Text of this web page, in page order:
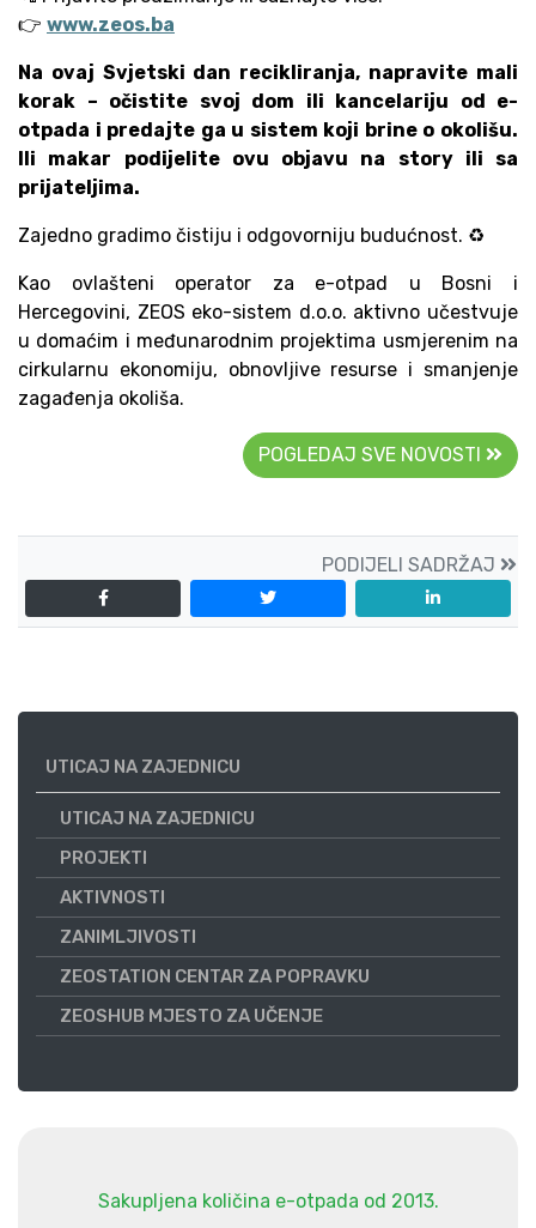
👉 www.zeos.ba
Na ovaj Svjetski dan recikliranja, napravite mali
korak – očistite svoj dom ili kancelariju od e-
otpada i predajte ga u sistem koji brine o okolišu.
Ili makar podijelite ovu objavu na story ili sa
prijateljima.
Zajedno gradimo čistiju i odgovorniju budućnost. ♻️
Kao ovlašteni operator za e-otpad u Bosni i
Hercegovini, ZEOS eko-sistem d.o.o. aktivno učestvuje
u domaćim i međunarodnim projektima usmjerenim na
cirkularnu ekonomiju, obnovljive resurse i smanjenje
zagađenja okoliša.
POGLEDAJ SVE NOVOSTI
PODIJELI SADRŽAJ
UTICAJ NA ZAJEDNICU
UTICAJ NA ZAJEDNICU
PROJEKTI
AKTIVNOSTI
ZANIMLJIVOSTI
ZEOSTATION CENTAR ZA POPRAVKU
ZEOSHUB MJESTO ZA UČENJE
Sakupljena količina e-otpada od 2013.